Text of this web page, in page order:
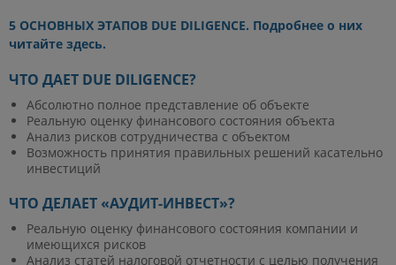
5 ОСНОВНЫХ ЭТАПОВ DUE DILIGENCE. Подробнее о них
читайте здесь.
ЧТО ДАЕТ DUE DILIGENCE?
Абсолютно полное представление об объекте
Реальную оценку финансового состояния объекта
Анализ рисков сотрудничества с объектом
Возможность принятия правильных решений касательно
инвестиций
ЧТО ДЕЛАЕТ «АУДИТ-ИНВЕСТ»?
Реальную оценку финансового состояния компании и
имеющихся рисков
Анализ статей налоговой отчетности с целью получения